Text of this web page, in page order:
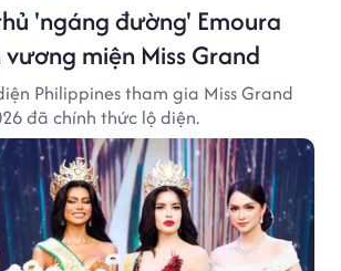
'ngáng đường' Emoura
miện Miss Grand
Philippines tham gia Miss Grand
đã chính thức lộ diện.